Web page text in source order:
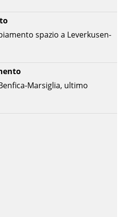
Marsiglia, ultimo
spazio a Leverkusen-